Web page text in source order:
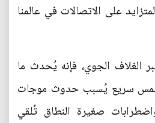
على الاتصالات في عالمنا
الجوي، فإنه يُحدث ما
سريع يُسبب حدوث موجات
صغيرة النطاق تُلقي